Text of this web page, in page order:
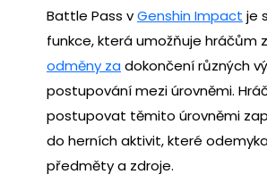
Battle Pass vGenshin Impact je
funkce, která umožňuje hráčům
odměny za dokončení různých
postupování mezi úrovněmi.
postupovat těmito úrovněmi
do herních aktivit, které
předměty a zdroje.